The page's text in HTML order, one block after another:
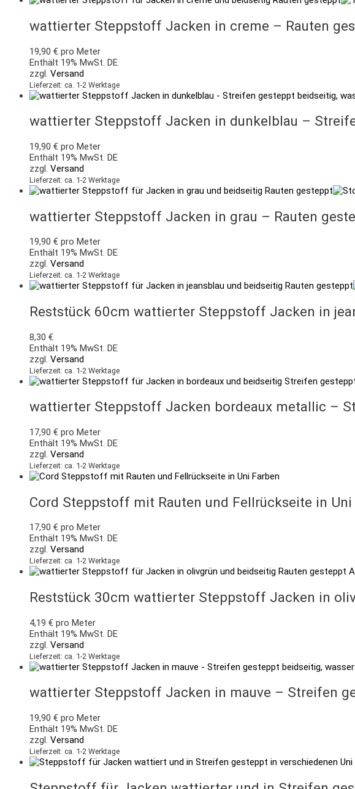
wattierter Steppstoff Jacken in creme – Rauten
19,90 € pro Meter
Enthält 19% MwSt. DE
zzgl. Versand
Lieferzeit: ca. 1-2 Werktage
wattierter Steppstoff Jacken in dunkelblau –
19,90 € pro Meter
Enthält 19% MwSt. DE
zzgl. Versand
Lieferzeit: ca. 1-2 Werktage
wattierter Steppstoff Jacken in grau – Rauten
19,90 € pro Meter
Enthält 19% MwSt. DE
zzgl. Versand
Lieferzeit: ca. 1-2 Werktage
Reststück 60cm wattierter Steppstoff Jacken in
8,30 €
Enthält 19% MwSt. DE
zzgl. Versand
Lieferzeit: ca. 1-2 Werktage
wattierter Steppstoff Jacken bordeaux metallic –
17,90 € pro Meter
Enthält 19% MwSt. DE
zzgl. Versand
Lieferzeit: ca. 1-2 Werktage
Cord Steppstoff mit Rauten und Fellrückseite in Uni
17,90 € pro Meter
Enthält 19% MwSt. DE
zzgl. Versand
Lieferzeit: ca. 1-2 Werktage
Reststück 30cm wattierter Steppstoff Jacken in
4,19 € pro Meter
Enthält 19% MwSt. DE
zzgl. Versand
Lieferzeit: ca. 1-2 Werktage
wattierter Steppstoff Jacken in mauve – Streifen
19,90 € pro Meter
Enthält 19% MwSt. DE
zzgl. Versand
Lieferzeit: ca. 1-2 Werktage